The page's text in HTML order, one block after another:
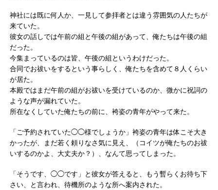
神社には既に何人か、一見して参拝者とは違う雰囲気の人たちが
来ていた。
彼女の話しでは午前の組と午後の組があって、俺たちは午後の組
だった。
今集まっているのは皆、午後の組というわけだった。
合同でお祓いをするという事らしく、俺たちを含めて８人くらい
が居た。
本殿ではまだ午前の組がお祓いを受けているのか、微かに祝詞の
ような声が漏れていた。
所在なくしていた俺たちの前に、袴姿の青年がやって来た。
「ご予約されていた◯◯様でしょうか」袴姿の青年は体こそ大き
かったが、まだ若く頼りなさ気に見え、（コイツが俺たちのお祓
いするのかよ、大丈夫か？）、なんて思ってしまった。
「そうです、◯◯です」と彼女が答えると、もう暫らくお待ち下
さい、と言われ、待機所のような所へ案内された。